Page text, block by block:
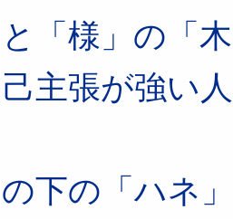
と「様」の「
主張が強い
の下の「ハネ